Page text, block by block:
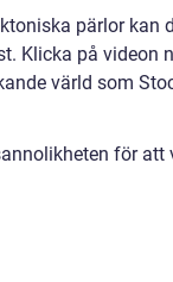
pärlor kan
Klicka på videon
värld som
för att